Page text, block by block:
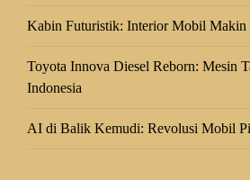
Kabin Futuristik: Interior Mobil Makin
Toyota Innova Diesel Reborn: Mesin
Indonesia
AI di Balik Kemudi: Revolusi Mobil